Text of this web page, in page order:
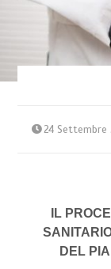
24 Settembre
IL
DEL